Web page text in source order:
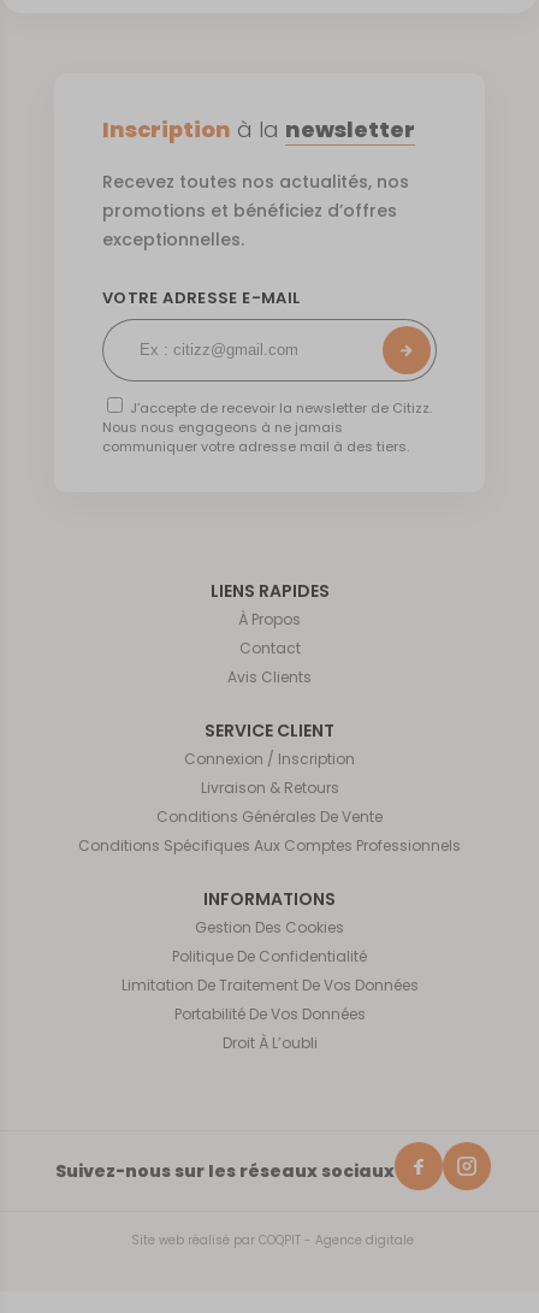
LIENS RAPIDES
À Propos
Contact
Avis Clients
SERVICE CLIENT
Connexion / Inscription
Livraison & Retours
Conditions Générales De Vente
Conditions Spécifiques Aux Comptes Professionnels
INFORMATIONS
Gestion Des Cookies
Politique De Confidentialité
Limitation De Traitement De Vos Données
Portabilité De Vos Données
Droit À L’oubli
Suivez-nous sur les réseaux sociaux
Site web réalisé par COQPIT - Agence digitale
Inscription à la newsletter
Recevez toutes nos actualités, nos
promotions et bénéficiez d’offres
exceptionnelles.
VOTRE ADRESSE E-MAIL
J’accepte de recevoir la newsletter de Citizz.
Nous nous engageons à ne jamais
communiquer votre adresse mail à des tiers.